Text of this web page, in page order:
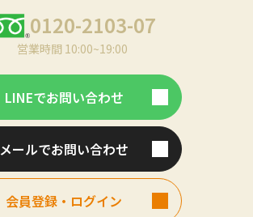
0120-2103-07
営業時間 10:00~19:00
LINEでお問い合わせ
メールでお問い合わせ
会員登録・ログイン